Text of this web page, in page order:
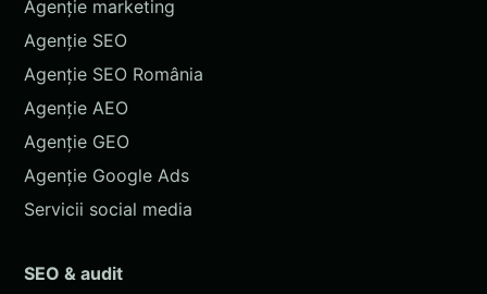
Agenție marketing
Agenție SEO
Agenție SEO România
Agenție AEO
Agenție GEO
Agenție Google Ads
Servicii social media
SEO & audit